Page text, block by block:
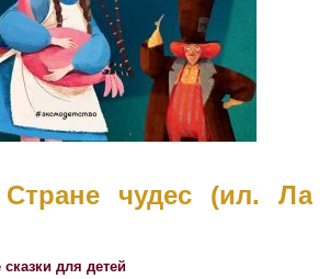
чудес (ил. Ла
для детей